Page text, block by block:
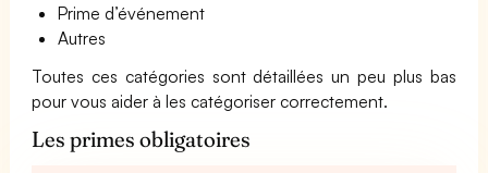
Prime d’événement
Autres
Toutes ces catégories sont détaillées un peu plus bas
pour vous aider à les catégoriser correctement.
Les primes obligatoires